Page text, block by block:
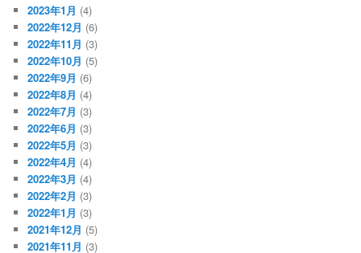
2023年1月 (4)
2022年12月 (6)
2022年11月 (3)
2022年10月 (5)
2022年9月 (6)
2022年8月 (4)
2022年7月 (3)
2022年6月 (3)
2022年5月 (3)
2022年4月 (4)
2022年3月 (4)
2022年2月 (3)
2022年1月 (3)
2021年12月 (5)
2021年11月 (3)